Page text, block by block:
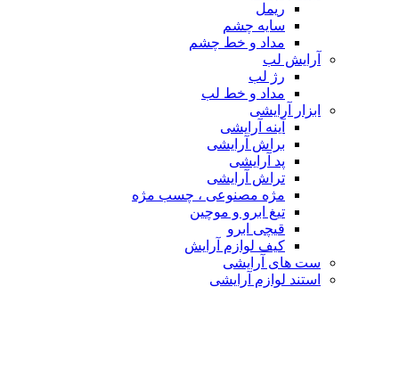
ریمل
سایه چشم
مداد و خط چشم
آرایش لب
رژ لب
مداد و خط لب
ابزار آرایشی
آینه آرایشی
براش آرایشی
پد آرایشی
تراش آرایشی
مژه مصنوعی ، چسب مژه
تیغ ابرو و موچین
قیچی ابرو
کیف لوازم آرایش
ست های آرایشی
استند لوازم آرایشی